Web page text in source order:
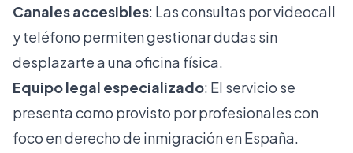
Canales accesibles: Las consultas por videocall
y teléfono permiten gestionar dudas sin
desplazarte a una oficina física.
Equipo legal especializado: El servicio se
presenta como provisto por profesionales con
foco en derecho de inmigración en España.